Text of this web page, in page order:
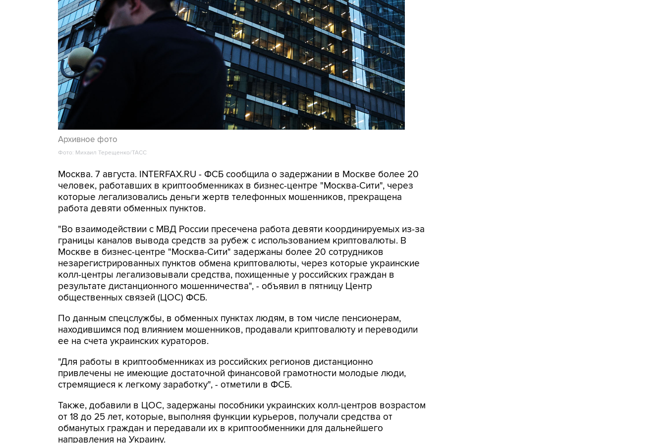
Архивное фото
Фото: Михаил Терещенко/ТАСС
Москва. 7 августа. INTERFAX.RU - ФСБ сообщила о задержании в Москве более 20
человек, работавших в криптообменниках в бизнес-центре "Москва-Сити", через
которые легализовались деньги жертв телефонных мошенников, прекращена
работа девяти обменных пунктов.
"Во взаимодействии с МВД России пресечена работа девяти координируемых из-за
границы каналов вывода средств за рубеж с использованием криптовалюты. В
Москве в бизнес-центре "Москва-Сити" задержаны более 20 сотрудников
незарегистрированных пунктов обмена криптовалюты, через которые украинские
колл-центры легализовывали средства, похищенные у российских граждан в
результате дистанционного мошенничества", - объявил в пятницу Центр
общественных связей (ЦОС) ФСБ.
По данным спецслужбы, в обменных пунктах людям, в том числе пенсионерам,
находившимся под влиянием мошенников, продавали криптовалюту и переводили
ее на счета украинских кураторов.
"Для работы в криптообменниках из российских регионов дистанционно
привлечены не имеющие достаточной финансовой грамотности молодые люди,
стремящиеся к легкому заработку", - отметили в ФСБ.
Также, добавили в ЦОС, задержаны пособники украинских колл-центров возрастом
от 18 до 25 лет, которые, выполняя функции курьеров, получали средства от
обманутых граждан и передавали их в криптообменники для дальнейшего
направления на Украину.